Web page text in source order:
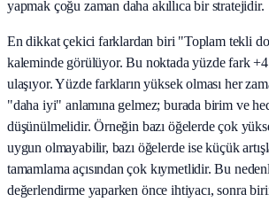
yapmak çoğu zaman daha akıllıca bir stratejidir.
En dikkat çekici farklardan biri "Toplam tekli
kaleminde görülüyor. Bu noktada yüzde fark
ulaşıyor. Yüzde farkların yüksek olması her
"daha iyi" anlamına gelmez; burada birim ve
düşünülmelidir. Örneğin bazı öğelerde çok
uygun olmayabilir, bazı öğelerde ise küçük
tamamlama açısından çok kıymetlidir. Bu
değerlendirme yaparken önce ihtiyacı, sonra